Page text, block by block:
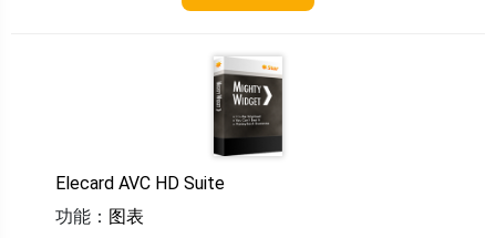
Elecard AVC HD Suite
功能： 图表